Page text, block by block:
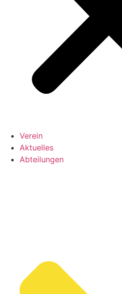
Verein
Aktuelles
Abteilungen